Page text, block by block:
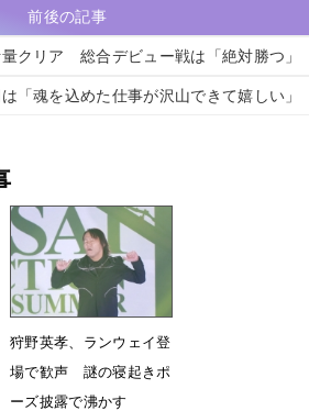
前後の記事
クリア 総合デビュー戦は「絶対勝つ」
「魂を込めた仕事が沢山できて嬉しい」
狩野英孝、ランウェイ登
場で歓声 謎の寝起きポ
ーズ披露で沸かす